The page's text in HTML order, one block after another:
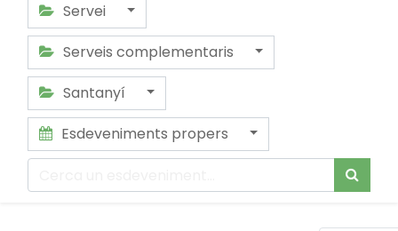
Servei
Serveis complementaris
Santanyí
Esdeveniments propers